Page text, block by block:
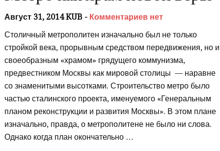
Август 31, 2014 KUB - Комментариев нет
Столичный метрополитен изначально был не только
стройкой века, прорывным средством передвижения, но и
своеобразным «храмом» грядущего коммунизма,
предвестником Москвы как мировой столицы — наравне
со знаменитыми высотками. Строительство метро было
частью сталинского проекта, именуемого «Генеральным
планом реконструкции и развития Москвы». В этом плане
изначально, правда, о метрополитене не было ни слова.
Однако когда план окончательно …